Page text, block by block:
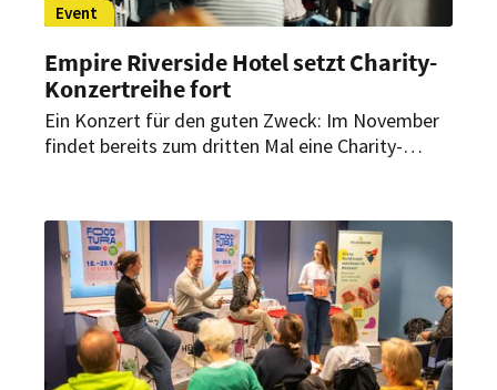
Event
Empire Riverside Hotel setzt Charity-
Konzertreihe fort
Ein Konzert für den guten Zweck: Im November
findet bereits zum dritten Mal eine Charity-